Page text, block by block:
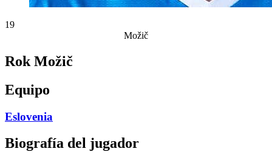
19
Možič
Rok Možič
Equipo
Eslovenia
Biografía del jugador